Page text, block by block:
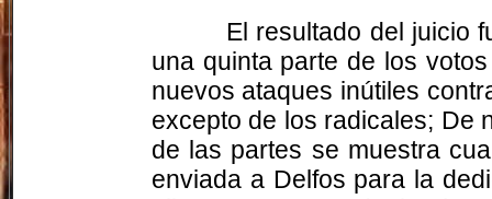
El resultado del juicio
una quinta parte de los
nuevos ataques inútiles
excepto de los radicales; De
de las partes se muestra
enviada a Delfos para la